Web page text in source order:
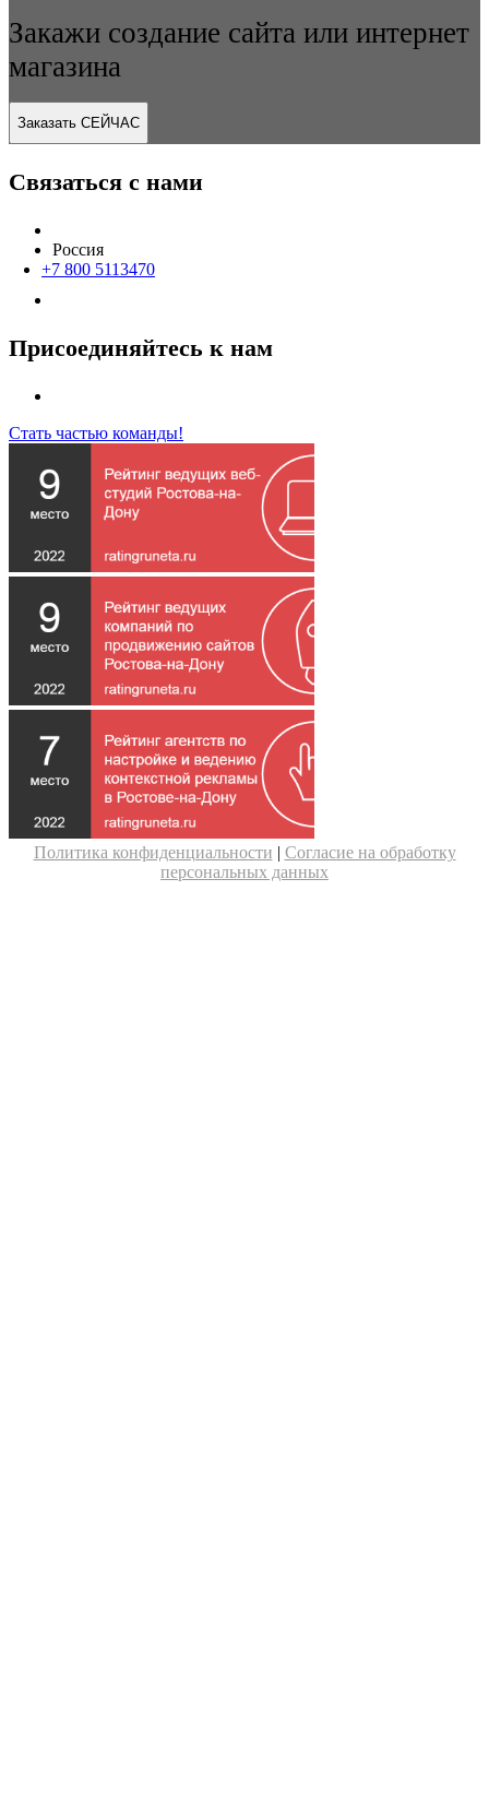
Закажи создание сайта или интернет
магазина
Заказать СЕЙЧАС
Связаться с нами
Россия
+7 800 5113470
Присоединяйтесь к нам
Стать частью команды!
Политика конфиденциальности | Согласие на обработку
персональных данных